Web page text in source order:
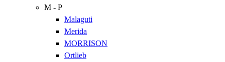
M - P
Malaguti
Merida
MORRISON
Ortlieb